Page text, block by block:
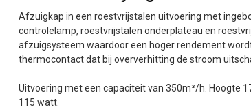
Afzuigkap in een roestvrijstalen uitvoering met
controlelamp, roestvrijstalen onderplateau en
afzuigsysteem waardoor een hoger rendement
thermocontact dat bij oververhitting de stroom
Uitvoering met een capaciteit van 350m³/h. Hoogte
115 watt.